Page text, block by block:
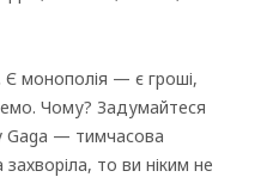
Є монополія — є гроші,
Чому? Задумайтеся
Gaga — тимчасова
то ви ніким не